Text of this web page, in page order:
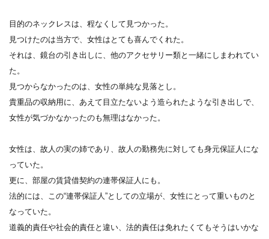
目的のネックレスは、程なくして見つかった。
見つけたのは当方で、女性はとても喜んでくれた。
それは、鏡台の引き出しに、他のアクセサリー類と一緒にしまわれてい
た。
見つからなかったのは、女性の単純な見落とし。
貴重品の収納用に、あえて目立たないよう造られたような引き出しで、
女性が気づかなかったのも無理はなかった。
女性は、故人の実の姉であり、故人の勤務先に対しても身元保証人にな
っていた。
更に、部屋の賃貸借契約の連帯保証人にも。
法的には、この“連帯保証人”としての立場が、女性にとって重いものと
なっていた。
道義的責任や社会的責任と違い、法的責任は免れたくてもそうはいかな